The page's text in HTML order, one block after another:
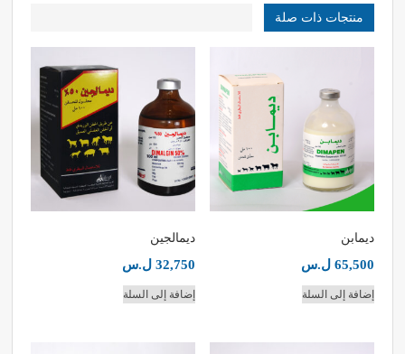
منتجات ذات صلة
ديمابن
65,500 ل.س
إضافة إلى السلة
ديمالجين
32,750 ل.س
إضافة إلى السلة